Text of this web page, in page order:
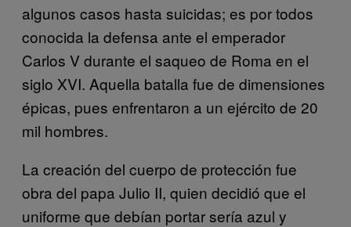
algunos casos hasta suicidas; es por todos
conocida la defensa ante el emperador
Carlos V durante el saqueo de Roma en el
siglo XVI. Aquella batalla fue de dimensiones
épicas, pues enfrentaron a un ejército de 20
mil hombres.
La creación del cuerpo de protección fue
obra del papa Julio II, quien decidió que el
uniforme que debían portar sería azul y